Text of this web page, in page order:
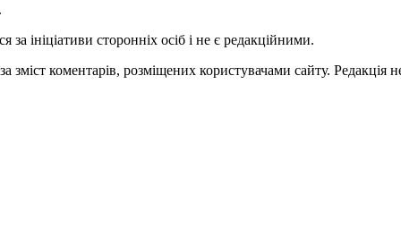
ініціативи сторонніх осіб і не є редакційними.
зміст коментарів, розміщених користувачами сайту. Редакція